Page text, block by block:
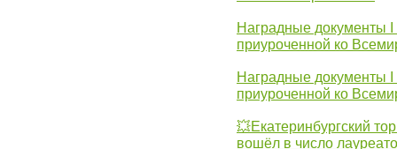
Наградные документы
приуроченной ко
Наградные документы
приуроченной ко
💥Екатеринбургский
вошёл в число